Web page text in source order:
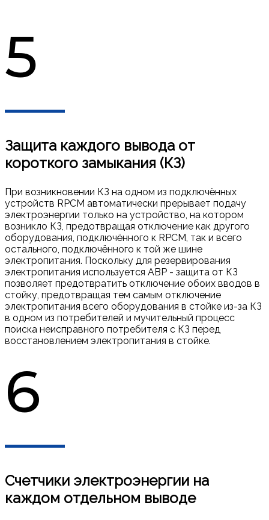
5
Защита каждого вывода от
короткого замыкания (КЗ)
При возникновении КЗ на одном из подключённых
устройств RPCM автоматически прерывает подачу
электроэнергии только на устройство, на котором
возникло КЗ, предотвращая отключение как другого
оборудования, подключённого к RPCM, так и всего
остального, подключённого к той же шине
электропитания. Поскольку для резервирования
электропитания используется АВР - защита от КЗ
позволяет предотвратить отключение обоих вводов в
стойку, предотвращая тем самым отключение
электропитания всего оборудования в стойке из-за КЗ
в одном из потребителей и мучительный процесс
поиска неисправного потребителя с КЗ перед
восстановлением электропитания в стойке.
6
Счетчики электроэнергии на
каждом отдельном выводе